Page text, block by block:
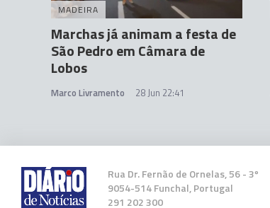
MADEIRA
Marchas já animam a festa de
São Pedro em Câmara de
Lobos
Marco Livramento 28 Jun 22:41
Rua Dr. Fernão de Ornelas, 56 - 3º
9054-514 Funchal, Portugal
291 202 300